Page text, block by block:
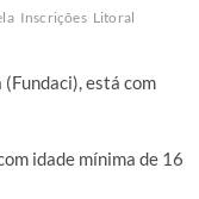
Inscrições Litoral
(Fundaci), está com
idade mínima de 16